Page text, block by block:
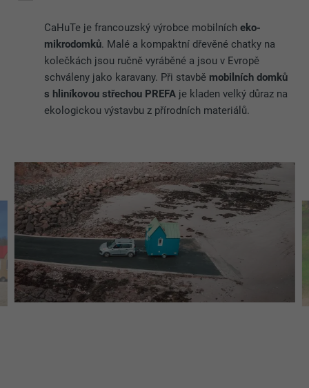
CaHuTe je francouzský výrobce mobilnícheko-
mikrodomků. Malé a kompaktní dřevěné chatky na
kolečkách jsou ručně vyráběné a jsou v Evropě
schváleny jako karavany. Při stavbě mobilních domků
s hliníkovou střechou PREFA je kladen velký důraz na
ekologickou výstavbu z přírodních materiálů.